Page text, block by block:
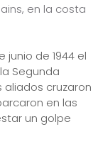
en la costa
junio de 1944 el
Segunda
aliados cruzaron
en las
un golpe